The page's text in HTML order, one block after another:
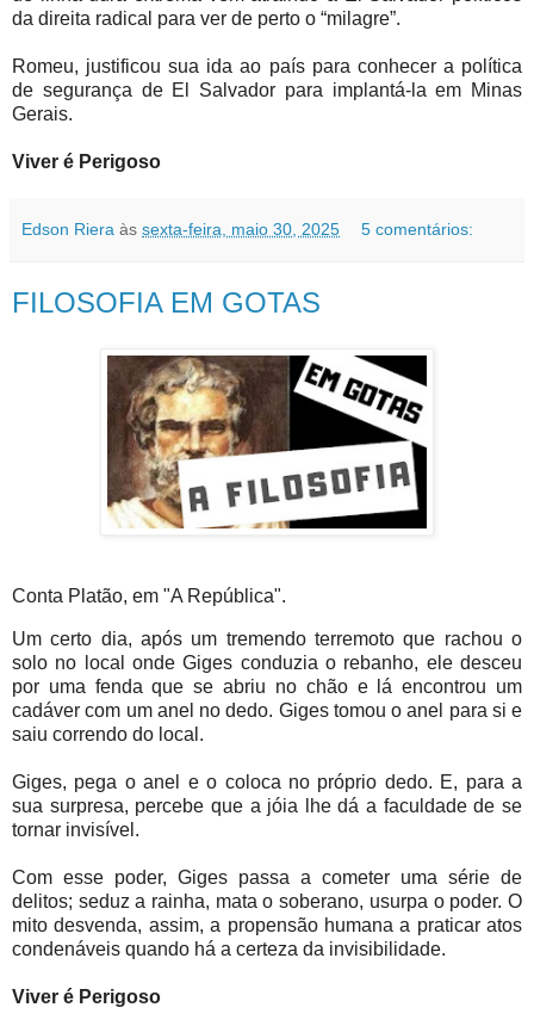
da direita radical para ver de perto o “milagre”.
Romeu, justificou sua ida ao país para conhecer a política
de segurança de El Salvador para implantá-la em Minas
Gerais.
Viver é Perigoso
Edson Riera às sexta-feira, maio 30, 2025 5 comentários:
FILOSOFIA EM GOTAS
Conta Platão, em "A República".
Um certo dia, após um tremendo terremoto que rachou o
solo no local onde Giges conduzia o rebanho, ele desceu
por uma fenda que se abriu no chão e lá encontrou um
cadáver com um anel no dedo. Giges tomou o anel para si e
saiu correndo do local.
Giges, pega o anel e o coloca no próprio dedo. E, para a
sua surpresa, percebe que a jóia lhe dá a faculdade de se
tornar invisível.
Com esse poder, Giges passa a cometer uma série de
delitos; seduz a rainha, mata o soberano, usurpa o poder. O
mito desvenda, assim, a propensão humana a praticar atos
condenáveis quando há a certeza da invisibilidade.
Viver é Perigoso